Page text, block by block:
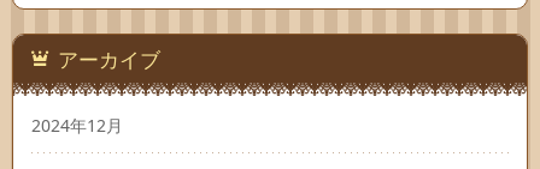
アーカイブ
2024年12月